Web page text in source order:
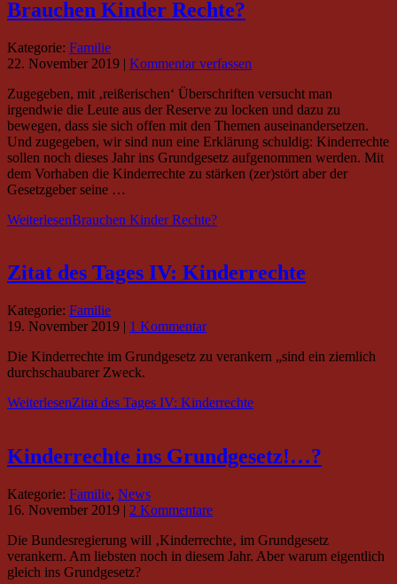
Brauchen Kinder Rechte?
Kategorie: Familie
22. November 2019 | Kommentar verfassen
Zugegeben, mit ‚reißerischen‘ Überschriften versucht man
irgendwie die Leute aus der Reserve zu locken und dazu zu
bewegen, dass sie sich offen mit den Themen auseinandersetzen.
Und zugegeben, wir sind nun eine Erklärung schuldig: Kinderrechte
sollen noch dieses Jahr ins Grundgesetz aufgenommen werden. Mit
dem Vorhaben die Kinderrechte zu stärken (zer)stört aber der
Gesetzgeber seine …
WeiterlesenBrauchen Kinder Rechte?
Zitat des Tages IV: Kinderrechte
Kategorie: Familie
19. November 2019 | 1 Kommentar
Die Kinderrechte im Grundgesetz zu verankern „sind ein ziemlich
durchschaubarer Zweck.
WeiterlesenZitat des Tages IV: Kinderrechte
Kinderrechte ins Grundgesetz!…?
Kategorie: Familie, News
16. November 2019 | 2 Kommentare
Die Bundesregierung will ‚Kinderrechte‚ im Grundgesetz
verankern. Am liebsten noch in diesem Jahr. Aber warum eigentlich
gleich ins Grundgesetz?